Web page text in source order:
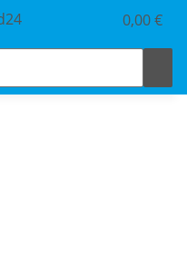
0,00 €